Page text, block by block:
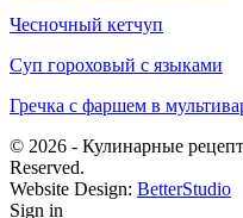
Чесночный кетчуп
Суп гороховый с языками
Гречка с фаршем в
© 2026 - Кулинарные
Reserved.
Website Design: BetterStudio
Sign in